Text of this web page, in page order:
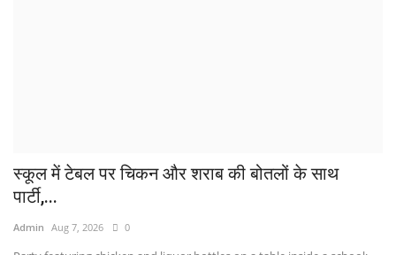
स्कूल में टेबल पर चिकन और शराब की बोतलों के साथ
पार्टी,...
Admin Aug 7, 2026 0